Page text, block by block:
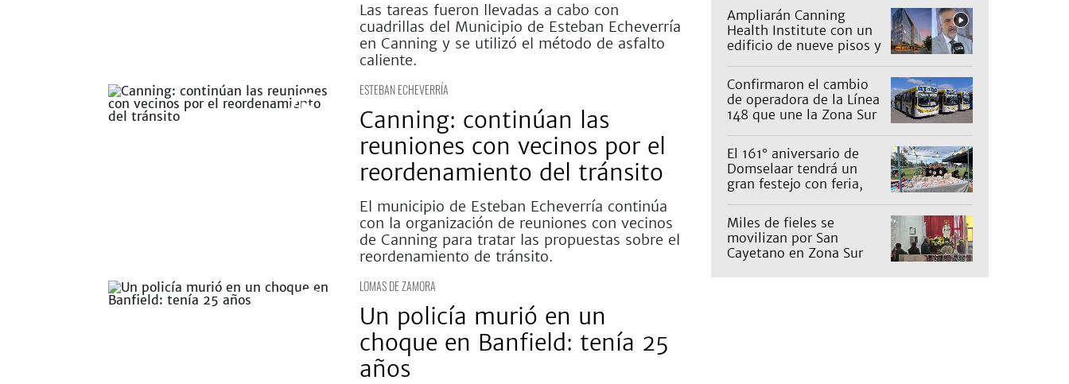
Las tareas fueron llevadas a cabo con
cuadrillas del Municipio de Esteban Echeverría
en Canning y se utilizó el método de asfalto
caliente.
ESTEBAN ECHEVERRÍA
Canning: continúan las
reuniones con vecinos por el
reordenamiento del tránsito
El municipio de Esteban Echeverría continúa
con la organización de reuniones con vecinos
de Canning para tratar las propuestas sobre el
reordenamiento de tránsito.
LOMAS DE ZAMORA
Un policía murió en un
choque en Banfield: tenía 25
años
Ampliarán Canning
Health Institute con un
edificio de nueve pisos y
millones
Confirmaron el cambio
de operadora de la Línea
148 que une la Zona Sur
los recorridos
El 161° aniversario de
Domselaar tendrá un
gran festejo con feria,
propuestas para niños
Miles de fieles se
movilizan por San
Cayetano en Zona Sur